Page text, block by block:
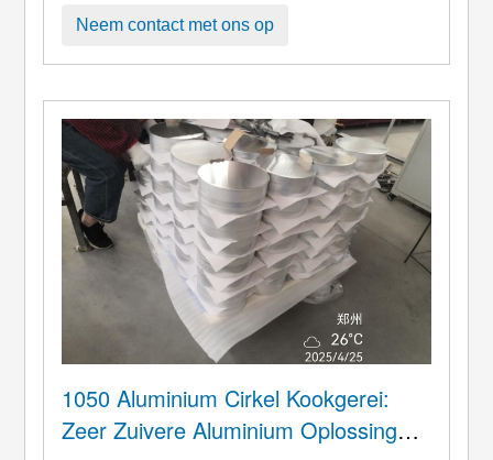
due to their excellent thermal conductivity
energiezuiniger wordt, lichtwei ...
Neem contact met ons op
1050 Aluminium Cirkel Kookgerei:
Zeer Zuivere Aluminium Oplossing